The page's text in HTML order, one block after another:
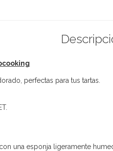
perfectas para tus tartas.
una esponja ligeramente